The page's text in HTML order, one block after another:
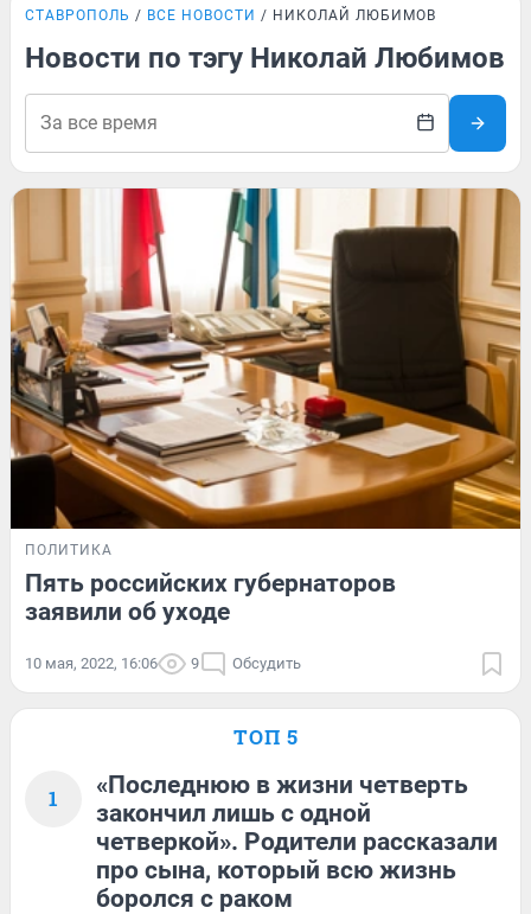
СТАВРОПОЛЬ ВСЕ НОВОСТИ НИКОЛАЙ ЛЮБИМОВ
Новости по тэгу Николай Любимов
ПОЛИТИКА
Пять российских губернаторов
заявили об уходе
10 мая, 2022, 16:06 9 Обсудить
ТОП 5
1
«Последнюю в жизни четверть
закончил лишь с одной
четверкой». Родители рассказали
про сына, который всю жизнь
боролся с раком